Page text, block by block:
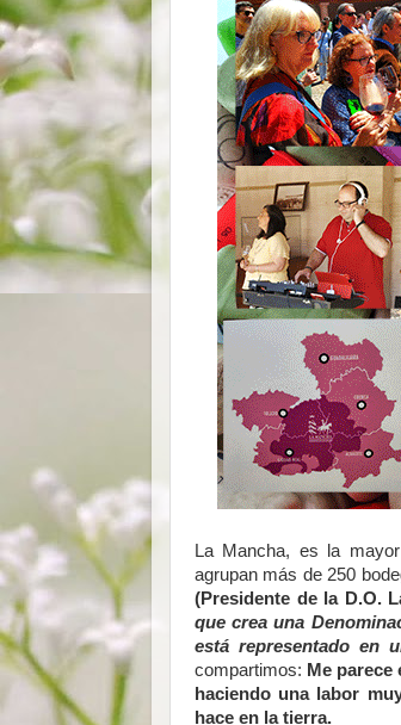
La Mancha, es la
agrupan más de 250
(Presidente de la D.O.
que crea una
está representado en
compartimos: Me parece
haciendo una labor
hace en la tierra.